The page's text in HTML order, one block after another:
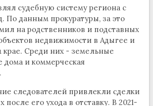
судебную систему региона с
По данным прокуратуры, за это
на родственников и подставных
недвижимости в Адыгее и
крае. Среди них - земельные
дома и коммерческая
следователей привлекли сделки
после его ухода в отставку. В 2021-